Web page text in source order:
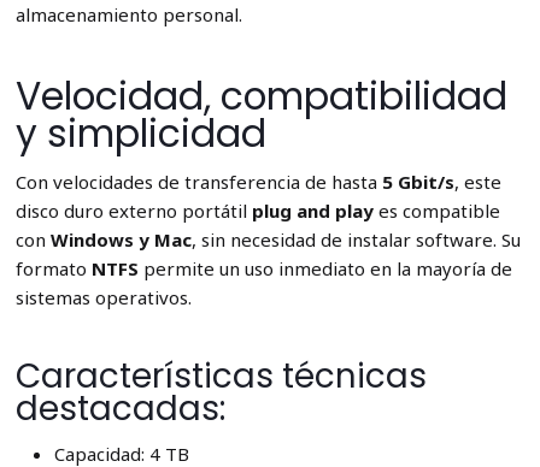
almacenamiento personal.
Velocidad, compatibilidad
y simplicidad
Con velocidades de transferencia de hasta 5 Gbit/s, este
disco duro externo portátil plug and playes compatible
con Windows y Mac, sin necesidad de instalar software. Su
formato NTFS permite un uso inmediato en la mayoría de
sistemas operativos.
Características técnicas
destacadas:
Capacidad: 4 TB